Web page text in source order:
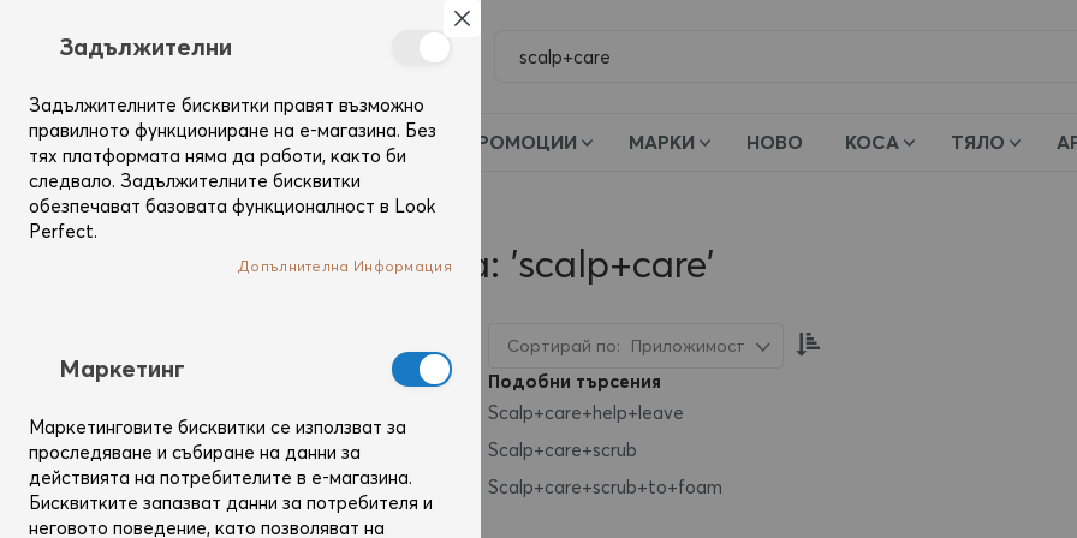
ПРОМОЦИИ МАРКИ НОВО КОСА ТЯЛО
Начало Резултати от търсене за: 'scalp+care'
Резултати от търсене за: 'scalp+care'
Приложимост
Настрой
Подобни търсения
Scalp+care+help+leave
Scalp+care+scrub
Scalp+care+scrub+to+foam
Задължителни
Задължителните бисквитки правят възможно
правилното функциониране на е-магазина. Без
тях платформата няма да работи, както би
следвало. Задължителните бисквитки
обезпечават базовата функционалност в Look
Perfect.
Допълнителна Информация
Mаркетинг
Маркетинговите бисквитки се използват за
проследяване и събиране на данни за
действията на потребителите в е-магазина.
Бисквитките запазват данни за потребителя и
неговото поведение, като позволяват на